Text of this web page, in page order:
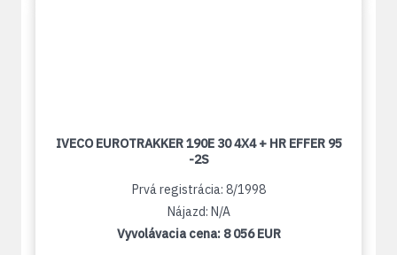
IVECO EUROTRAKKER 190E 30 4X4 + HR EFFER 95
-2S
Prvá registrácia: 8/1998
Nájazd: N/A
Vyvolávacia cena: 8 056 EUR